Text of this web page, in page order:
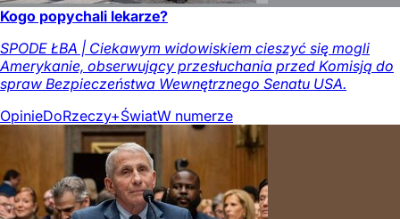
Kogo popychali lekarze?
SPODE ŁBA | Ciekawym widowiskiem cieszyć się mogli
Amerykanie, obserwujący przesłuchania przed Komisją do
spraw Bezpieczeństwa Wewnętrznego Senatu USA.
OpinieDoRzeczy+ŚwiatW numerze